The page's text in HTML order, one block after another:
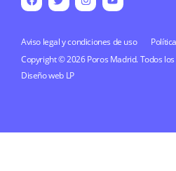
Aviso legal y condiciones de uso
Copyright © 2026 Poros Madrid. Todos
Diseño web LP